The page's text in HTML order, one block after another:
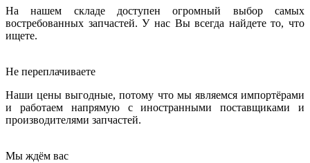
На нашем складе доступен огромный выбор самых
востребованных запчастей. У нас Вы всегда найдете то, что
ищете.
Не переплачиваете
Наши цены выгодные, потому что мы являемся импортёрами
и работаем напрямую с иностранными поставщиками и
производителями запчастей.
Мы ждём вас